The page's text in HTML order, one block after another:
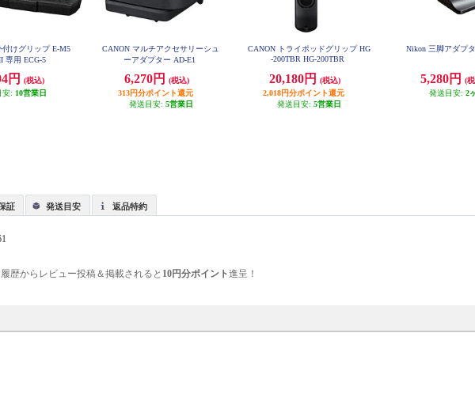
付けグリップ E-M5
専用 ECG-5
円
(税込)
安: 10営業日
CANON マルチアクセサリーシュ
ーアダプター AD-E1
6,270円
(税込)
313円分ポイント還元
発送目安: 5営業日
CANON トライポッドグリップ HG
-200TBR HG-200TBR
20,180円
(税込)
2,018円分ポイント還元
発送目安: 5営業日
Nikon 三脚アダプ
5,280円
(
発送目安: 2
証 発送目安 返品特約
歴からレビュー投稿＆掲載されると 10円分ポイント進呈！